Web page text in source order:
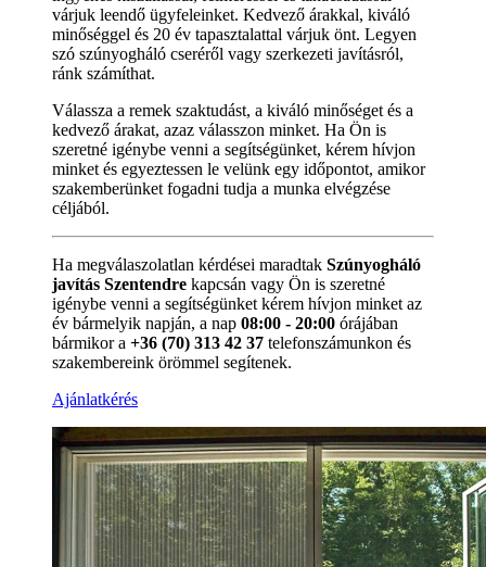
várjuk leendő ügyfeleinket. Kedvező árakkal, kiváló
minőséggel és 20 év tapasztalattal várjuk önt. Legyen
szó szúnyogháló cseréről vagy szerkezeti javításról,
ránk számíthat.
Válassza a remek szaktudást, a kiváló minőséget és a
kedvező árakat, azaz válasszon minket. Ha Ön is
szeretné igénybe venni a segítségünket, kérem hívjon
minket és egyeztessen le velünk egy időpontot, amikor
szakemberünket fogadni tudja a munka elvégzése
céljából.
Ha megválaszolatlan kérdései maradtak Szúnyogháló
javítás Szentendre kapcsán vagy Ön is szeretné
igénybe venni a segítségünket kérem hívjon minket az
év bármelyik napján, a nap 08:00 - 20:00 órájában
bármikor a +36 (70) 313 42 37 telefonszámunkon és
szakembereink örömmel segítenek.
Ajánlatkérés